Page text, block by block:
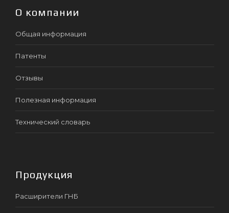
О компании
Общая информация
Патенты
Отзывы
Полезная информация
Технический словарь
Продукция
Расширители ГНБ